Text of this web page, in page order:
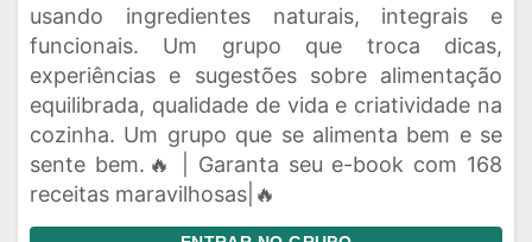
usando ingredientes naturais, integrais e
funcionais. Um grupo que troca dicas,
experiências e sugestões sobre alimentação
equilibrada, qualidade de vida e criatividade na
cozinha. Um grupo que se alimenta bem e se
sente bem.🔥 | Garanta seu e-book com 168
receitas maravilhosas|🔥